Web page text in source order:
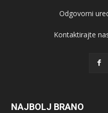
Odgovorni
Kontaktirajte
NAJBOLJ BRANO